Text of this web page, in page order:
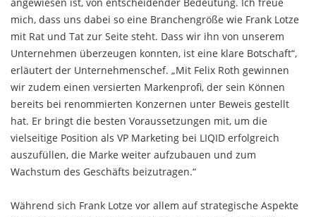
mich, dass uns dabei so eine Branchengröße wie Frank Lotze
mit Rat und Tat zur Seite steht. Dass wir ihn von unserem
Unternehmen überzeugen konnten, ist eine klare Botschaft“,
erläutert der Unternehmenschef. „Mit Felix Roth gewinnen
wir zudem einen versierten Markenprofi, der sein Können
bereits bei renommierten Konzernen unter Beweis gestellt
hat. Er bringt die besten Voraussetzungen mit, um die
vielseitige Position als VP Marketing bei LIQID erfolgreich
auszufüllen, die Marke weiter aufzubauen und zum
Wachstum des Geschäfts beizutragen.“
Während sich Frank Lotze vor allem auf strategische Aspekte